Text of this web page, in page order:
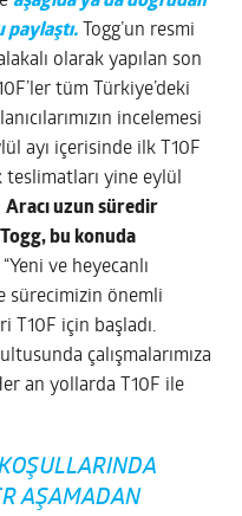
paylaştı. Togg’un resmi
olarak yapılan son
tüm Türkiye’deki
incelemesi
ayı içerisinde ilk T10F
yine eylül
Aracı uzun süredir
bu konuda
“Yeni ve heyecanlı
sürecimizin önemli
T10F için başladı.
çalışmalarımıza
an yollarda T10F ile
AŞAMADAN